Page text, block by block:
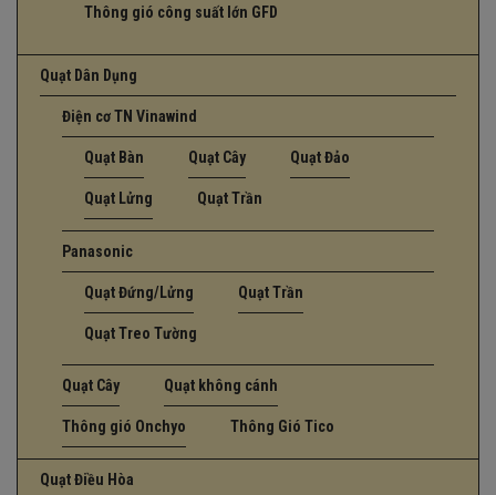
Thông gió công suất lớn GFD
Quạt Dân Dụng
Điện cơ TN Vinawind
Quạt Bàn Quạt Cây Quạt Đảo
Quạt Lửng Quạt Trần
Panasonic
Quạt Đứng/Lửng Quạt Trần
Quạt Treo Tường
Quạt Cây Quạt không cánh
Thông gió Onchyo Thông Gió Tico
Quạt Điều Hòa